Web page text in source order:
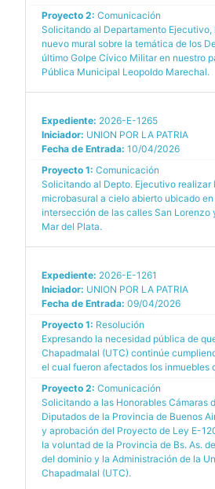
Proyecto 2: Comunicación
Solicitando al Departamento Ejecutivo,
nuevo mural sobre la temática de los
último Golpe Cívico Militar en nuestro
Pública Municipal Leopoldo Marechal.
Expediente: 2026-E-1265
Iniciador: UNION POR LA PATRIA
Fecha de Entrada: 10/04/2026
Proyecto 1: Comunicación
Solicitando al Depto. Ejecutivo realizar
microbasural a cielo abierto ubicado
intersección de las calles San Lorenzo
Mar del Plata.
Expediente: 2026-E-1261
Iniciador: UNION POR LA PATRIA
Fecha de Entrada: 09/04/2026
Proyecto 1: Resolución
Expresando la necesidad pública de
Chapadmalal (UTC) continúe
el cual fueron afectados los inmuebles
Proyecto 2: Comunicación
Solicitando a las Honorables Cámaras
Diputados de la Provincia de Buenos
y aprobación del Proyecto de Ley E-
la voluntad de la Provincia de Bs. As.
del dominio y la Administración de la
Chapadmalal (UTC).